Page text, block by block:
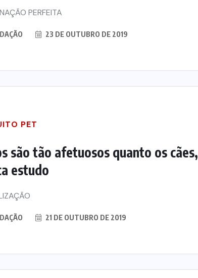
PERFEITA
23 DE OUTUBRO DE 2019
PET
são tão afetuosos quanto os cães,
estudo
21 DE OUTUBRO DE 2019